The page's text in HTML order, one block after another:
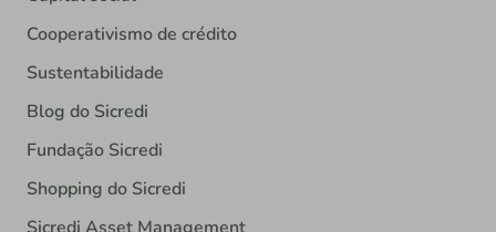
Cooperativismo de crédito
Sustentabilidade
Blog do Sicredi
Fundação Sicredi
Shopping do Sicredi